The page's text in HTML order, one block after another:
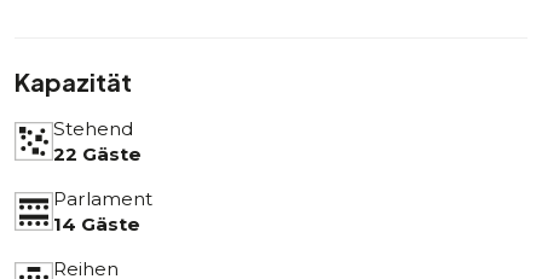
Kapazität
Stehend
22 Gäste
Parlament
14 Gäste
Reihen